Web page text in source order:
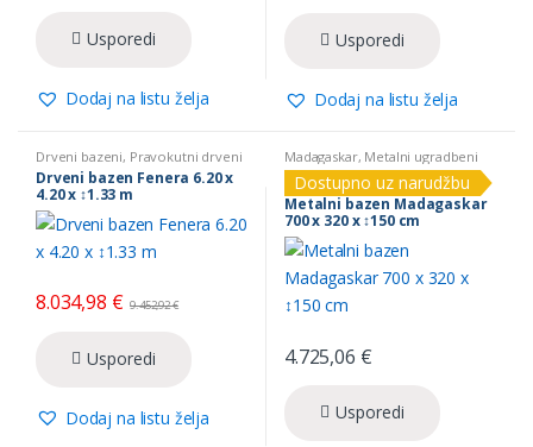
Usporedi
Dodaj na listu želja
Usporedi
Dodaj na listu želja
Drveni bazeni, Pravokutni drveni
bazeni
Drveni bazen Fenera 6.20 x
4.20 x ↕1.33 m
8.034,98 € 9.452,92€
Usporedi
Dodaj na listu želja
Madagaskar, Metalni ugradbeni
bazeni
Dostupno uz narudžbu
Metalni bazen Madagaskar
700 x 320 x ↕150 cm
4.725,06 €
Usporedi